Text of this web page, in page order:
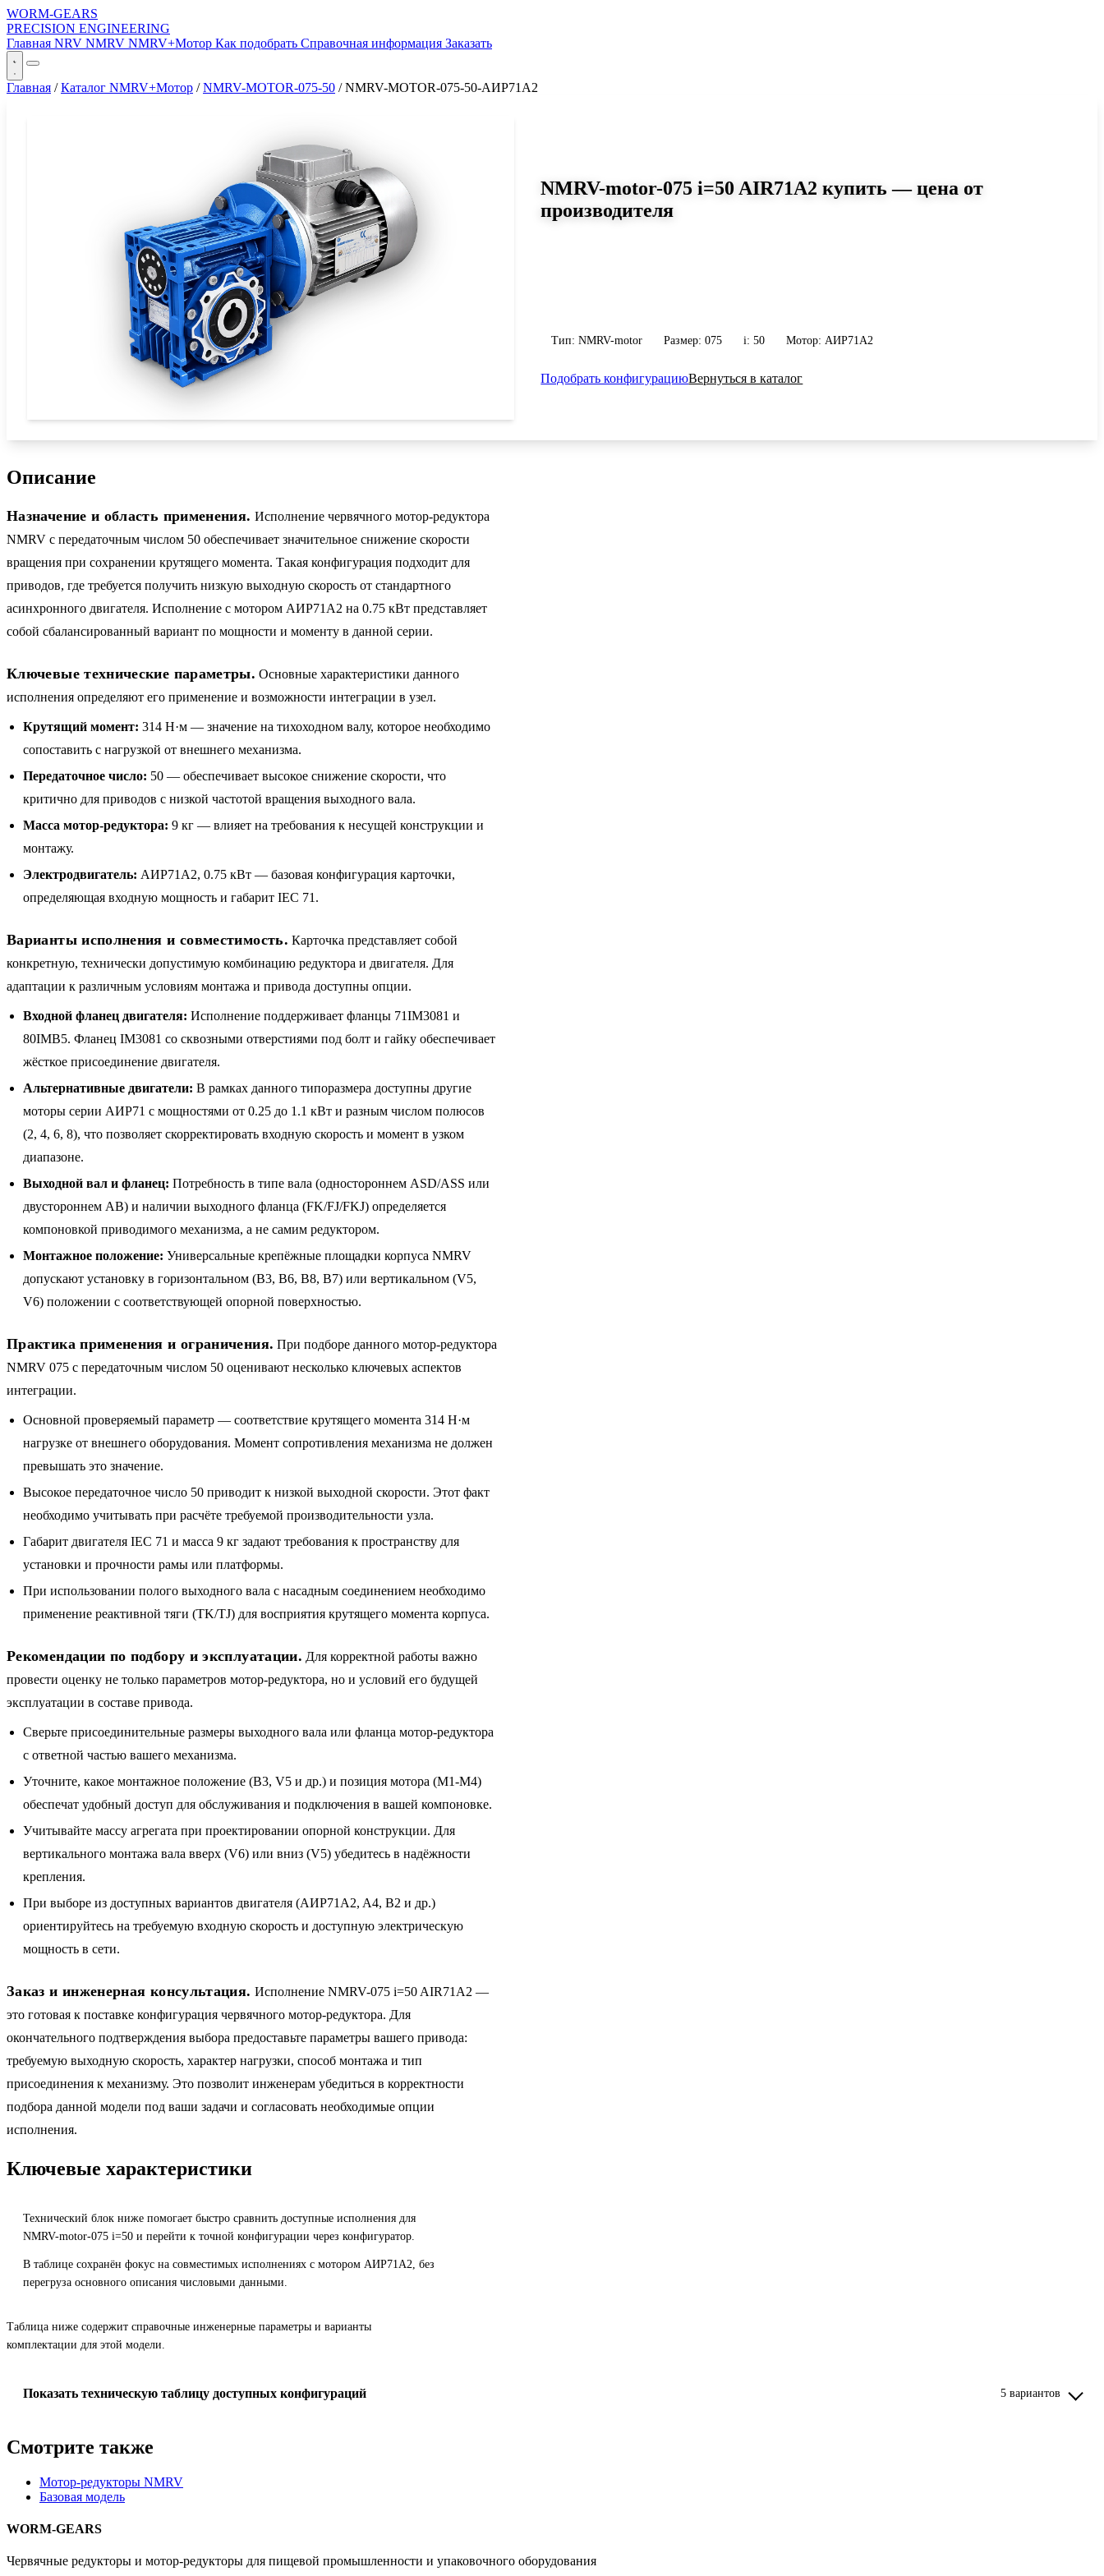
WORM-GEARS
PRECISION ENGINEERING
Главная NRV NMRV NMRV+Мотор Как подобрать Справочная информация Заказать
Главная / Каталог NMRV+Мотор / NMRV-MOTOR-075-50 / NMRV-MOTOR-075-50-АИР71A2
NMRV-motor-075 i=50 AIR71A2 купить — цена от
производителя
Тип: NMRV-motor Размер: 075 i: 50 Мотор: АИР71A2
Подобрать конфигурациюВернуться в каталог
Описание
Назначение и область применения. Исполнение червячного мотор-редуктора
NMRV с передаточным числом 50 обеспечивает значительное снижение скорости
вращения при сохранении крутящего момента. Такая конфигурация подходит для
приводов, где требуется получить низкую выходную скорость от стандартного
асинхронного двигателя. Исполнение с мотором АИР71A2 на 0.75 кВт представляет
собой сбалансированный вариант по мощности и моменту в данной серии.
Ключевые технические параметры. Основные характеристики данного
исполнения определяют его применение и возможности интеграции в узел.
Крутящий момент: 314 Н·м — значение на тихоходном валу, которое необходимо
сопоставить с нагрузкой от внешнего механизма.
Передаточное число: 50 — обеспечивает высокое снижение скорости, что
критично для приводов с низкой частотой вращения выходного вала.
Масса мотор-редуктора: 9 кг — влияет на требования к несущей конструкции и
монтажу.
Электродвигатель: АИР71A2, 0.75 кВт — базовая конфигурация карточки,
определяющая входную мощность и габарит IEC 71.
Варианты исполнения и совместимость. Карточка представляет собой
конкретную, технически допустимую комбинацию редуктора и двигателя. Для
адаптации к различным условиям монтажа и привода доступны опции.
Входной фланец двигателя: Исполнение поддерживает фланцы 71IM3081 и
80IMB5. Фланец IM3081 со сквозными отверстиями под болт и гайку обеспечивает
жёсткое присоединение двигателя.
Альтернативные двигатели: В рамках данного типоразмера доступны другие
моторы серии АИР71 с мощностями от 0.25 до 1.1 кВт и разным числом полюсов
(2, 4, 6, 8), что позволяет скорректировать входную скорость и момент в узком
диапазоне.
Выходной вал и фланец: Потребность в типе вала (одностороннем ASD/ASS или
двустороннем AB) и наличии выходного фланца (FK/FJ/FKJ) определяется
компоновкой приводимого механизма, а не самим редуктором.
Монтажное положение: Универсальные крепёжные площадки корпуса NMRV
допускают установку в горизонтальном (B3, B6, B8, B7) или вертикальном (V5,
V6) положении с соответствующей опорной поверхностью.
Практика применения и ограничения. При подборе данного мотор-редуктора
NMRV 075 с передаточным числом 50 оценивают несколько ключевых аспектов
интеграции.
Основной проверяемый параметр — соответствие крутящего момента 314 Н·м
нагрузке от внешнего оборудования. Момент сопротивления механизма не должен
превышать это значение.
Высокое передаточное число 50 приводит к низкой выходной скорости. Этот факт
необходимо учитывать при расчёте требуемой производительности узла.
Габарит двигателя IEC 71 и масса 9 кг задают требования к пространству для
установки и прочности рамы или платформы.
При использовании полого выходного вала с насадным соединением необходимо
применение реактивной тяги (TK/TJ) для восприятия крутящего момента корпуса.
Рекомендации по подбору и эксплуатации. Для корректной работы важно
провести оценку не только параметров мотор-редуктора, но и условий его будущей
эксплуатации в составе привода.
Сверьте присоединительные размеры выходного вала или фланца мотор-редуктора
с ответной частью вашего механизма.
Уточните, какое монтажное положение (B3, V5 и др.) и позиция мотора (M1-M4)
обеспечат удобный доступ для обслуживания и подключения в вашей компоновке.
Учитывайте массу агрегата при проектировании опорной конструкции. Для
вертикального монтажа вала вверх (V6) или вниз (V5) убедитесь в надёжности
крепления.
При выборе из доступных вариантов двигателя (АИР71A2, A4, B2 и др.)
ориентируйтесь на требуемую входную скорость и доступную электрическую
мощность в сети.
Заказ и инженерная консультация. Исполнение NMRV-075 i=50 AIR71A2 —
это готовая к поставке конфигурация червячного мотор-редуктора. Для
окончательного подтверждения выбора предоставьте параметры вашего привода:
требуемую выходную скорость, характер нагрузки, способ монтажа и тип
присоединения к механизму. Это позволит инженерам убедиться в корректности
подбора данной модели под ваши задачи и согласовать необходимые опции
исполнения.
Ключевые характеристики
Технический блок ниже помогает быстро сравнить доступные исполнения для
NMRV-motor-075 i=50 и перейти к точной конфигурации через конфигуратор.
В таблице сохранён фокус на совместимых исполнениях с мотором АИР71A2, без
перегруза основного описания числовыми данными.
Таблица ниже содержит справочные инженерные параметры и варианты
комплектации для этой модели.
Показать техническую таблицу доступных конфигураций 5 вариантов
Смотрите также
Мотор-редукторы NMRV
Базовая модель
WORM-GEARS
Червячные редукторы и мотор-редукторы для пищевой промышленности и упаковочного оборудования